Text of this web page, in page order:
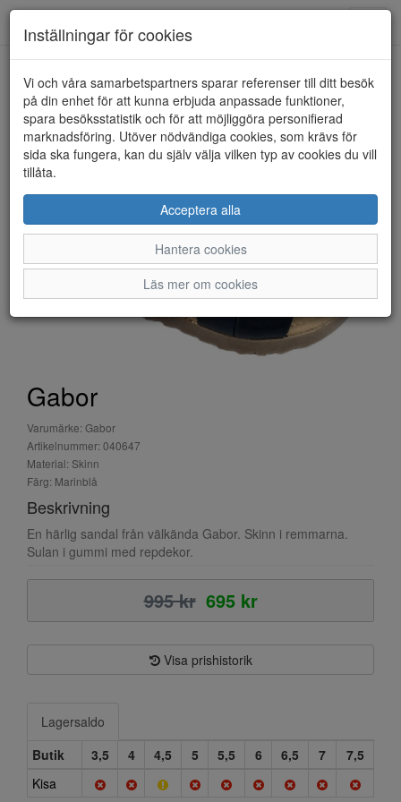
HEM GABOR
Gabor
Varumärke: Gabor
Artikelnummer: 040647
Material: Skinn
Färg: Marinblå
Beskrivning
En härlig sandal från välkända Gabor. Skinn i remmarna.
Sulan i gummi med repdekor.
995 kr 695 kr
Visa prishistorik
Lagersaldo
Butik
3,5 4 4,5 5 5,5 6 6,5 7
7,5
Kisa
Inställningar för cookies
Vi och våra samarbetspartners sparar referenser till ditt besök
på din enhet för att kunna erbjuda anpassade funktioner,
spara besöksstatistik och för att möjliggöra personifierad
marknadsföring. Utöver nödvändiga cookies, som krävs för
sida ska fungera, kan du själv välja vilken typ av cookies du vill
tillåta.
Acceptera alla
Hantera cookies
Läs mer om cookies